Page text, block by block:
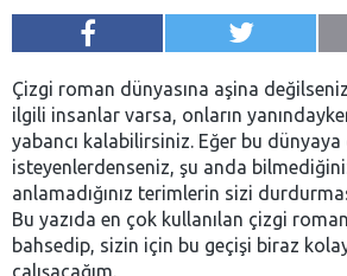
Çizgi roman dünyasına aşina
ilgili insanlar varsa, onların
yabancı kalabilirsiniz. Eğer bu
isteyenlerdenseniz, şu anda
anlamadığınız terimlerin sizi
Bu yazıda en çok kullanılan çizgi
bahsedip, sizin için bu geçişi biraz
çalışacağım.